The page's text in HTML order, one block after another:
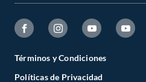
Términos y Condiciones
Políticas de Privacidad